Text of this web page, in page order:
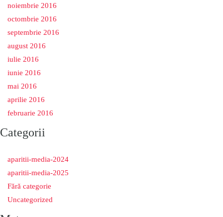
noiembrie 2016
octombrie 2016
septembrie 2016
august 2016
iulie 2016
iunie 2016
mai 2016
aprilie 2016
februarie 2016
Categorii
aparitii-media-2024
aparitii-media-2025
Fără categorie
Uncategorized